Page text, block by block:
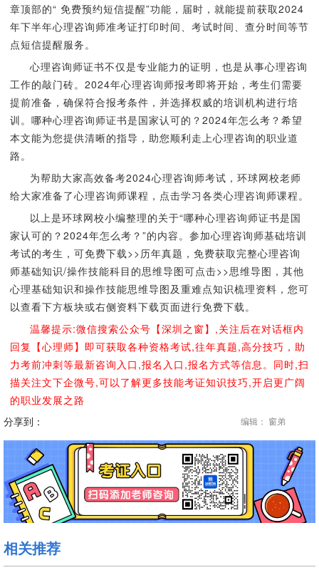
章顶部的“ 免费预约短信提醒”功能，届时，就能提前获取2024
年下半年心理咨询师准考证打印时间、考试时间、查分时间等节
点短信提醒服务。
心理咨询师证书不仅是专业能力的证明，也是从事心理咨询
工作的敲门砖。2024年心理咨询师报考即将开始，考生们需要
提前准备，确保符合报考条件，并选择权威的培训机构进行培
训。哪种心理咨询师证书是国家认可的？2024年怎么考？希望
本文能为您提供清晰的指导，助您顺利走上心理咨询的职业道
路。
为帮助大家高效备考2024心理咨询师考试，环球网校老师
给大家准备了心理咨询师课程，点击学习各类心理咨询师课程。
以上是环球网校小编整理的关于“哪种心理咨询师证书是国
家认可的？2024年怎么考？”的内容。参加心理咨询师基础培训
考试的考生，可免费下载>>历年真题，免费获取完整心理咨询
师基础知识/操作技能科目的思维导图可点击>>思维导图，其他
心理基础知识和操作技能思维导图及重难点知识梳理资料，您可
以查看下方板块或右侧资料下载页面进行免费下载。
温馨提示:微信搜索公众号【深圳之窗】,关注后在对话框内
回复【心理师】即可获取各种资格考试,往年真题,高分技巧，助
力考前冲刺等最新咨询入口,报名入口,报名方式等信息。同时,扫
描关注文下企微号,可以了解更多技能考证知识技巧,开启更广阔
的职业发展之路
分享到：
编辑： 窗弟
相关推荐